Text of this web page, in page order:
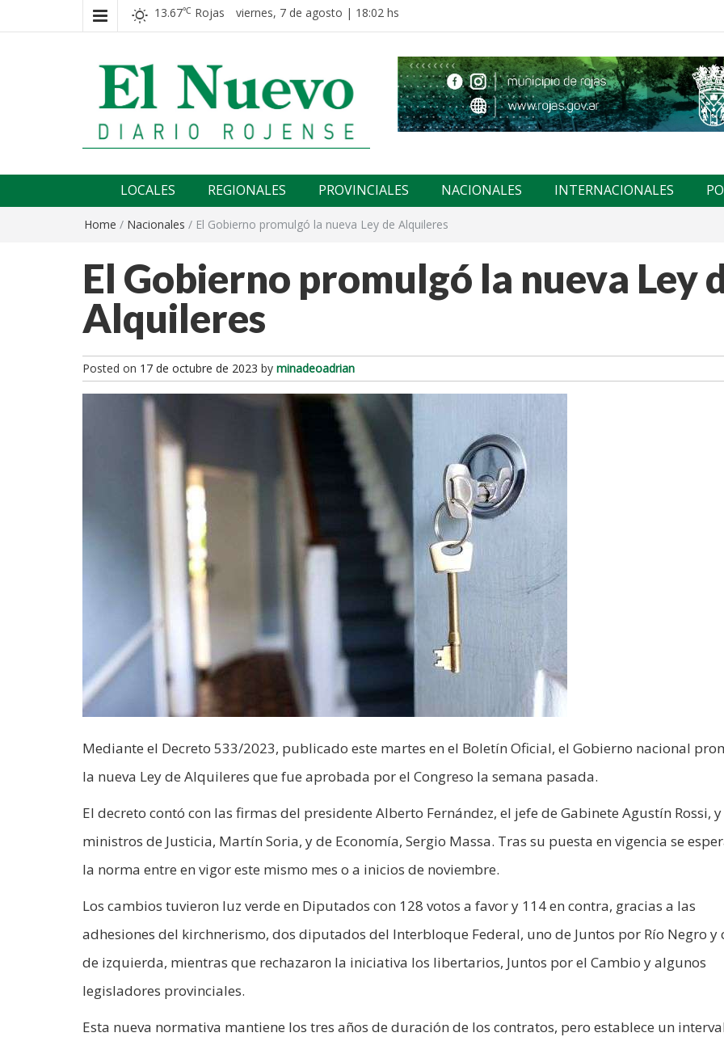
13.67℃ Rojas viernes, 7 de agosto | 18:02 hs
El nuevo rojense
LOCALES REGIONALES PROVINCIALES NACIONALES INTERNACIONALES
Home / Nacionales / El Gobierno promulgó la nueva Ley de Alquileres
El Gobierno promulgó la nueva Ley
Alquileres
Posted on 17 de octubre de 2023 by minadeoadrian
Mediante el Decreto 533/2023, publicado este martes en el Boletín Oficial, el Gobierno nacional
la nueva Ley de Alquileres que fue aprobada por el Congreso la semana pasada.
El decreto contó con las firmas del presidente Alberto Fernández, el jefe de Gabinete Agustín Rossi,
ministros de Justicia, Martín Soria, y de Economía, Sergio Massa. Tras su puesta en vigencia se
la norma entre en vigor este mismo mes o a inicios de noviembre.
Los cambios tuvieron luz verde en Diputados con 128 votos a favor y 114 en contra, gracias a las
adhesiones del kirchnerismo, dos diputados del Interbloque Federal, uno de Juntos por Río Negro y
de izquierda, mientras que rechazaron la iniciativa los libertarios, Juntos por el Cambio y algunos
legisladores provinciales.
Esta nueva normativa mantiene los tres años de duración de los contratos, pero establece un